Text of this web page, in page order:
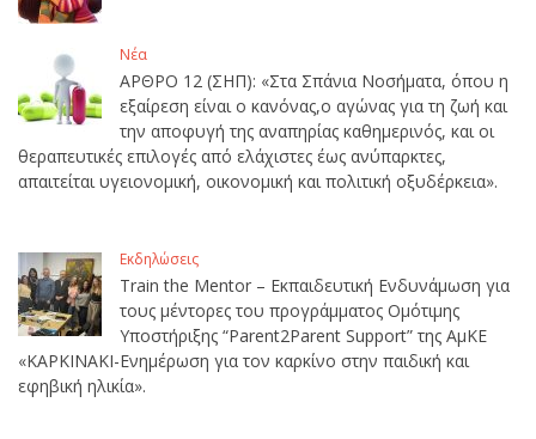
Νέα
ΑΡΘΡΟ 12 (ΣΗΠ): «Στα Σπάνια Νοσήματα, όπου η
εξαίρεση είναι ο κανόνας,ο αγώνας για τη ζωή και
την αποφυγή της αναπηρίας καθημερινός, και οι
θεραπευτικές επιλογές από ελάχιστες έως ανύπαρκτες,
απαιτείται υγειονομική, οικονομική και πολιτική οξυδέρκεια».
Εκδηλώσεις
Train the Mentor – Εκπαιδευτική Ενδυνάμωση για
τους μέντορες του προγράμματος Ομότιμης
Υποστήριξης “Parent2Parent Support” της ΑμΚΕ
«ΚΑΡΚΙΝΑΚΙ-Ενημέρωση για τον καρκίνο στην παιδική και
εφηβική ηλικία».